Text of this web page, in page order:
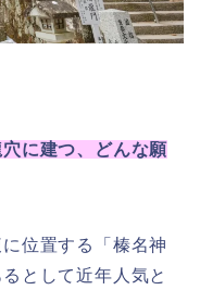
に建つ、どんな願
位置する「榛名神
として近年人気と